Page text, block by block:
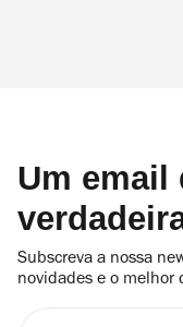
Um email
Subscreva a nossa
novidades e o melhor